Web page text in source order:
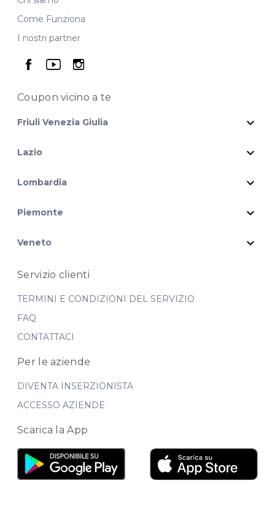
Come Funziona
I nostri partner
seguici su facebook
seguici su youtube
seguici su instagram
Coupon vicinoa te
Friuli Venezia Giulia expand_more
Lazio expand_more
Lombardia expand_more
Piemonte expand_more
Veneto expand_more
Servizio clienti
TERMINI E CONDIZIONI DEL SERVIZIO
FAQ
CONTATTACI
Per le aziende
DIVENTA INSERZIONISTA
ACCESSO AZIENDE
Scarica la App